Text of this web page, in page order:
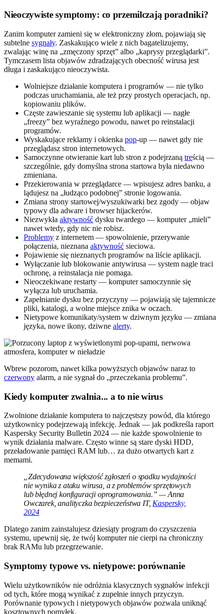
Nieoczywiste symptomy: co przemilczają poradniki?
Zanim komputer zamieni się w elektroniczny złom, pojawiają się
subtelne sygnały. Zaskakująco wiele z nich bagatelizujemy,
zwalając winę na „zmęczony sprzęt” albo „kaprysy przeglądarki”.
Tymczasem lista objawów zdradzających obecność wirusa jest
długa i zaskakująco nieoczywista.
Wolniejsze działanie komputera i programów — nie tylko
podczas uruchamiania, ale też przy prostych operacjach, np.
kopiowaniu plików.
Częste zawieszanie się systemu lub aplikacji — nagłe
„freezy” bez wyraźnego powodu, nawet po reinstalacji
programów.
Wyskakujące reklamy i okienka pop-up — nawet gdy nie
przeglądasz stron internetowych.
Samoczynne otwieranie kart lub stron z podejrzaną treścią —
szczególnie, gdy domyślna strona startowa była niedawno
zmieniana.
Przekierowania w przeglądarce — wpisujesz adres banku, a
lądujesz na „łudząco podobnej” stronie logowania.
Zmiana strony startowej/wyszukiwarki bez zgody — objaw
typowy dla adware i browser hijackerów.
Niezwykła aktywność dysku twardego — komputer „mieli”
nawet wtedy, gdy nic nie robisz.
Problemy z internetem — spowolnienie, przerywanie
połączenia, nieznana aktywność sieciowa.
Pojawienie się nieznanych programów na liście aplikacji.
Wyłączanie lub blokowanie antywirusa — system nagle traci
ochronę, a reinstalacja nie pomaga.
Nieoczekiwane restarty — komputer samoczynnie się
wyłącza lub uruchamia.
Zapełnianie dysku bez przyczyny — pojawiają się tajemnicze
pliki, katalogi, a wolne miejsce znika w oczach.
Nietypowe komunikaty/system w dziwnym języku — zmiana
języka, nowe ikony, dziwne alerty.
Wbrew pozorom, nawet kilka powyższych objawów naraz to
czerwony alarm, a nie sygnał do „przeczekania problemu”.
Kiedy komputer zwalnia... a to nie wirus
Zwolnione działanie komputera to najczęstszy powód, dla którego
użytkownicy podejrzewają infekcję. Jednak — jak podkreśla raport
Kaspersky Security Bulletin 2024 — nie każde spowolnienie to
wynik działania malware. Często winne są stare dyski HDD,
przeładowanie pamięci RAM lub… za dużo otwartych kart z
memami.
„Zdecydowana większość zgłoszeń o spadku wydajności
nie wynika z ataku wirusa, a z problemów sprzętowych
lub błędnej konfiguracji oprogramowania.” — Anna
Owczarek, analityczka bezpieczeństwa IT, Kaspersky,
2024
Dlatego zanim zainstalujesz dziesiąty program do czyszczenia
systemu, upewnij się, że twój komputer nie cierpi na chroniczny
brak RAMu lub przegrzewanie.
Symptomy typowe vs. nietypowe: porównanie
Wielu użytkowników nie odróżnia klasycznych sygnałów infekcji
od tych, które mogą wynikać z zupełnie innych przyczyn.
Porównanie typowych i nietypowych objawów pozwala uniknąć
kosztownych pomyłek.